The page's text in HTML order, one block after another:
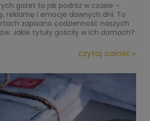
gazet to jak podróż w czasie –
reklamę i emocje dawnych dni. To
zapisano codzienność naszych
Jakie tytuły gościły w ich domach?
czytaj całość »